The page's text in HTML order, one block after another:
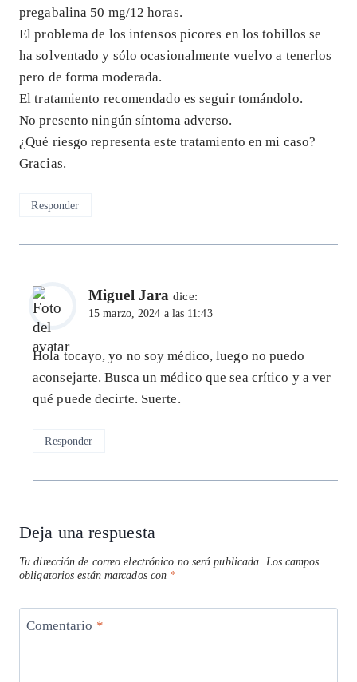
pregabalina 50 mg/12 horas.
El problema de los intensos picores en los tobillos se
ha solventado y sólo ocasionalmente vuelvo a tenerlos
pero de forma moderada.
El tratamiento recomendado es seguir tomándolo.
No presento ningún síntoma adverso.
¿Qué riesgo representa este tratamiento en mi caso?
Gracias.
Responder
Miguel Jara dice:
15 marzo, 2024 a las 11:43
Hola tocayo, yo no soy médico, luego no puedo
aconsejarte. Busca un médico que sea crítico y a ver
qué puede decirte. Suerte.
Responder
Deja una respuesta
Tu dirección de correo electrónico no será publicada. Los campos
obligatorios están marcados con *
Comentario *